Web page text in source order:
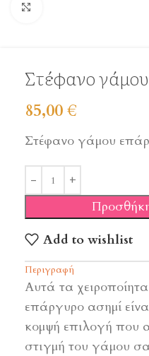
Στέφανο
85,00€
Στέφανο γάμου
Add to wishlist
Περιγραφή
Αυτά τα
επάργυρο ασημί
κομψή επιλογή που
στιγμή του γάμου